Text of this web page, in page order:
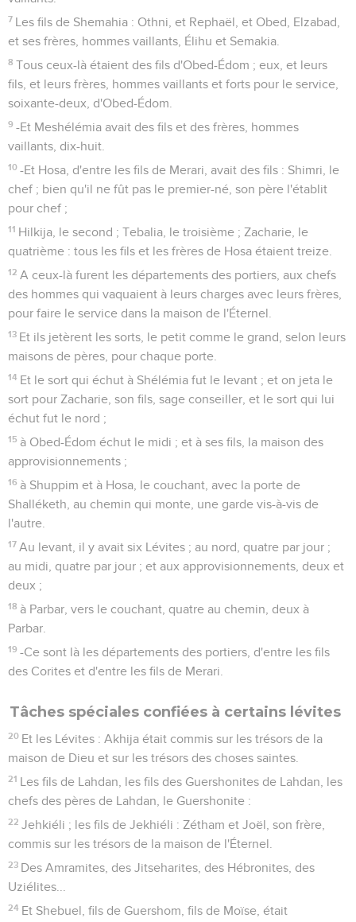
7 Les fils de Shemahia : Othni, et Rephaël, et Obed, Elzabad,
et ses frères, hommes vaillants, Élihu et Semakia.
8 Tous ceux-là étaient des fils d'Obed-Édom ; eux, et leurs
fils, et leurs frères, hommes vaillants et forts pour le service,
soixante-deux, d'Obed-Édom.
9 -Et Meshélémia avait des fils et des frères, hommes
vaillants, dix-huit.
10 -Et Hosa, d'entre les fils de Merari, avait des fils : Shimri, le
chef ; bien qu'il ne fût pas le premier-né, son père l'établit
pour chef ;
11 Hilkija, le second ; Tebalia, le troisième ; Zacharie, le
quatrième : tous les fils et les frères de Hosa étaient treize.
12 A ceux-là furent les départements des portiers, aux chefs
des hommes qui vaquaient à leurs charges avec leurs frères,
pour faire le service dans la maison de l'Éternel.
13 Et ils jetèrent les sorts, le petit comme le grand, selon leurs
maisons de pères, pour chaque porte.
14 Et le sort qui échut à Shélémia fut le levant ; et on jeta le
sort pour Zacharie, son fils, sage conseiller, et le sort qui lui
échut fut le nord ;
15 à Obed-Édom échut le midi ; et à ses fils, la maison des
approvisionnements ;
16 à Shuppim et à Hosa, le couchant, avec la porte de
Shalléketh, au chemin qui monte, une garde vis-à-vis de
l'autre.
17 Au levant, il y avait six Lévites ; au nord, quatre par jour ;
au midi, quatre par jour ; et aux approvisionnements, deux et
deux ;
18 à Parbar, vers le couchant, quatre au chemin, deux à
Parbar.
19 -Ce sont là les départements des portiers, d'entre les fils
des Corites et d'entre les fils de Merari.
Tâches spéciales confiées à certains lévites
20 Et les Lévites : Akhija était commis sur les trésors de la
maison de Dieu et sur les trésors des choses saintes.
21 Les fils de Lahdan, les fils des Guershonites de Lahdan, les
chefs des pères de Lahdan, le Guershonite :
22 Jehkiéli ; les fils de Jekhiéli : Zétham et Joël, son frère,
commis sur les trésors de la maison de l'Éternel.
23 Des Amramites, des Jitseharites, des Hébronites, des
Uziélites...
24 Et Shebuel, fils de Guershom, fils de Moïse, était